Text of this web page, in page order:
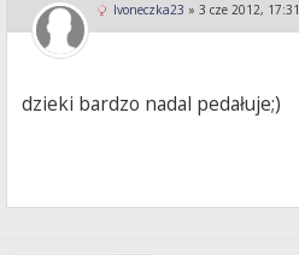
Ivoneczka23 » 3 cze 2012, 17:31
dzieki bardzo nadal pedałuje;)